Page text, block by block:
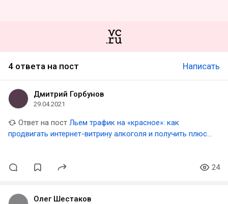
4 ответа на пост Написать
Дмитрий Горбунов
29.04.2021
Ответ на пост Льем трафик на «красное»: как
продвигать интернет-витрину алкоголя и получить плюс
24
Олег Шестаков